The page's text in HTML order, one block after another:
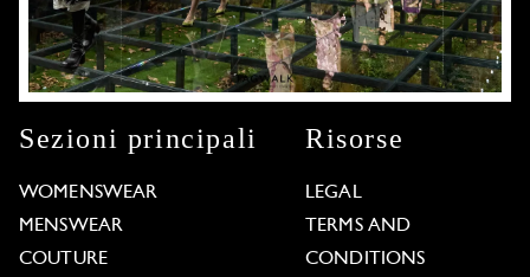
Sezioni principali
WOMENSWEAR
MENSWEAR
COUTURE
Risorse
LEGAL
TERMS AND
CONDITIONS